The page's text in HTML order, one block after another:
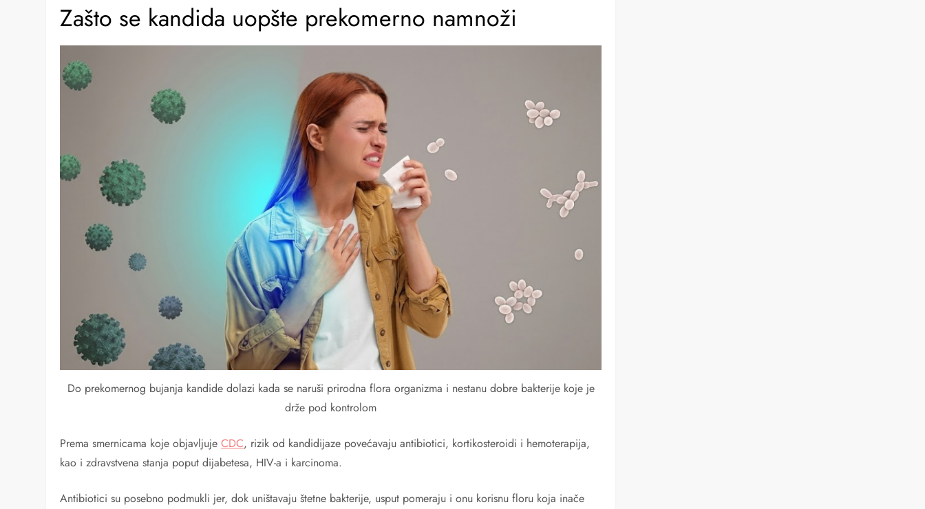
Zašto se kandida uopšte prekomerno namnoži
Do prekomernog bujanja kandide dolazi kada se naruši prirodna flora organizma i nestanu dobre bakterije koje je
drže pod kontrolom
Prema smernicama koje objavljujeCDC, rizik od kandidijaze povećavaju antibiotici, kortikosteroidi i hemoterapija,
kao i zdravstvena stanja poput dijabetesa, HIV-a i karcinoma.
Antibiotici su posebno podmukli jer, dok uništavaju štetne bakterije, usput pomeraju i onu korisnu floru koja inače